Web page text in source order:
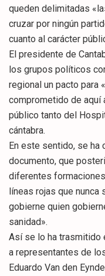
queden delimitadas
cruzar por ningún
cuanto al carácter
El presidente de
los grupos políticos
regional un pacto para
comprometido de aquí
público tanto del
cántabra.
En este sentido, se ha
documento, que
diferentes
líneas rojas que nunca
gobierne quien
sanidad».
Así se lo ha trasmitido
a representantes de
Eduardo Van den